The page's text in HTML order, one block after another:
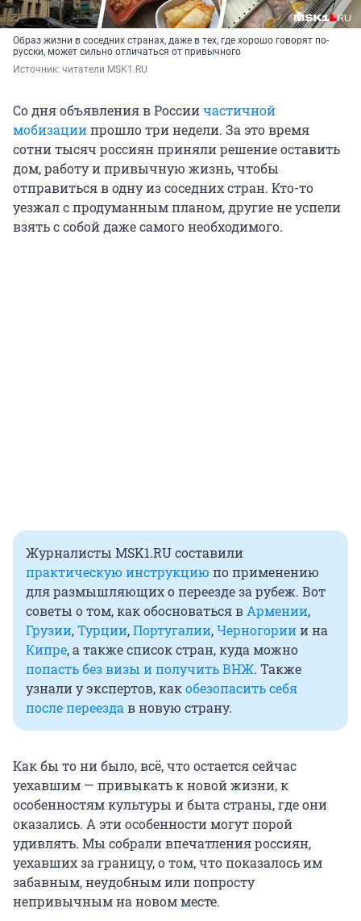
Образ жизни в соседних странах, даже в тех, где хорошо говорят по-
русски, может сильно отличаться от привычного
Источник: читатели MSK1.RU
Со дня объявления в Россиичастичной
мобизациипрошло три недели. За это время
сотни тысяч россиян приняли решение оставить
дом, работу и привычную жизнь, чтобы
отправиться в одну из соседних стран. Кто-то
уезжал с продуманным планом, другие не успели
взять с собой даже самого необходимого.
Журналисты MSK1.RU составили
практическую инструкцию по применению
для размышляющих о переезде за рубеж. Вот
советы о том, как обосноваться вАрмении,
Грузии,Турции,Португалии,Черногориии на
Кипре, а также список стран, куда можно
попасть без визы и получить ВНЖ. Также
узнали у экспертов, какобезопасить себя
после переездав новую страну.
Как бы то ни было, всё, что остается сейчас
уехавшим — привыкать к новой жизни, к
особенностям культуры и быта страны, где они
оказались. А эти особенности могут порой
удивлять. Мы собрали впечатления россиян,
уехавших за границу, о том, что показалось им
забавным, неудобным или попросту
непривычным на новом месте.